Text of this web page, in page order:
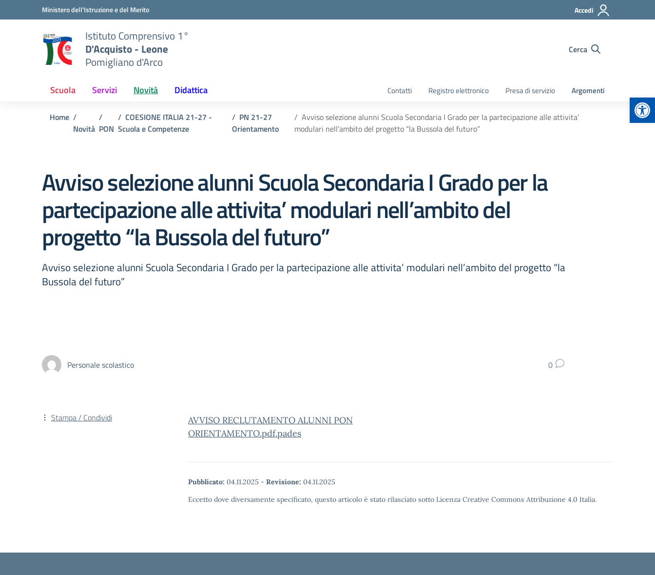
Vai ai contenuti
Vai al menu di navigazioneMinistero dell'Istruzione e del Merito Accedi
Istituto Comprensivo 1°
D'Acquisto - Leone
Pomigliano d'Arco
Cerca
Scuola Servizi Novità Didattica Contatti Registro elettronico Presa di servizio Argomenti
Home
Novità PON
COESIONE ITALIA 21-27 -
Scuola e Competenze
PN 21-27
Orientamento
Avviso selezione alunni Scuola Secondaria I Grado per la partecipazione alle attivita’
modulari nell’ambito del progetto “la Bussola del futuro”
Avviso selezione alunni Scuola Secondaria I Grado per la
partecipazione alle attivita’ modulari nell’ambito del
progetto “la Bussola del futuro”
Avviso selezione alunni Scuola Secondaria I Grado per la partecipazione alle attivita’ modulari nell’ambito del progetto “la
Bussola del futuro”
Personale scolastico 0
AVVISO RECLUTAMENTO ALUNNI PON
ORIENTAMENTO.pdf.pades
Pubblicato: 04.11.2025 - Revisione: 04.11.2025
Eccetto dove diversamente specificato, questo articolo è stato rilasciato sotto Licenza Creative Commons Attribuzione 4.0 Italia.
Stampa / Condividi